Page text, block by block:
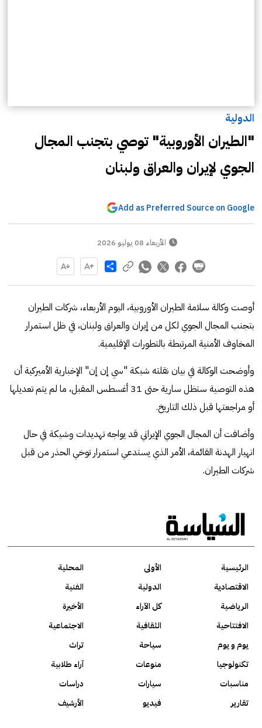
الدولية
"الطيران الأوروبية" توصي بتجنب المجال
الجوي لإيران والعراق ولبنان
Add as Preferred Source on Google
الأربعاء 08 يوليو 2026
Share
أوصت وكالة سلامة الطيران الأوروبية، اليوم الأربعاء، شركات الطيران
بتجنب المجال الجوي لكل من إيران والعراق ولبنان، في ظل استمرار
المخاوف الأمنية المرتبطة بالتطورات الإقليمية.
وأوضحت الوكالة في بيان نقلته شبكة "سي إن إن" الإخبارية الأميركية أن
هذه التوصية ستظل سارية حتى 31 أغسطس المقبل، ما لم يتم تعديلها
أو مراجعتها قبل ذلك التاريخ.
وأضافت أن المجال الجوي الإيراني قد يواجه تهديدات وشيكة في حال
انهيار الهدنة القائمة، الأمر الذي يستدعي استمرار توخي الحذر من قبل
شركات الطيران.
الرئيسية الأولى
المحلية
الاقتصادية
الدولية
الفنية
الرياضية
كل الآراء
الأخيرة
الافتتاحية
الثقافية
الاجتماعية
يوم و يوم
سياحة
تراث
تكنولوجيا
منوعات
آراء طلابية
مناسبات
سيارات
دراسات
تقارير
فيديو الأرشيف